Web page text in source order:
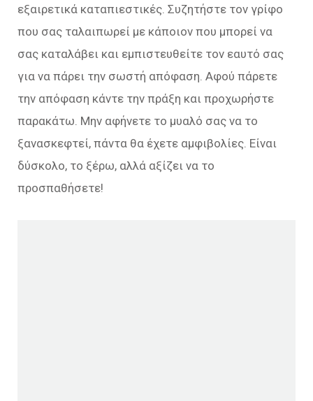
εξαιρετικά καταπιεστικές. Συζητήστε τον γρίφο
που σας ταλαιπωρεί με κάποιον που μπορεί να
σας καταλάβει και εμπιστευθείτε τον εαυτό σας
για να πάρει την σωστή απόφαση. Αφού πάρετε
την απόφαση κάντε την πράξη και προχωρήστε
παρακάτω. Μην αφήνετε το μυαλό σας να το
ξανασκεφτεί, πάντα θα έχετε αμφιβολίες. Είναι
δύσκολο, το ξέρω, αλλά αξίζει να το
προσπαθήσετε!